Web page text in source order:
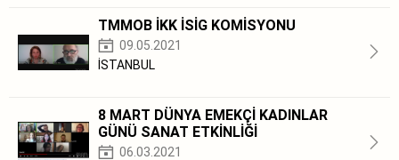
TMMOB İKK İSİG KOMİSYONU
09.05.2021
İSTANBUL
8 MART DÜNYA EMEKÇİ KADINLAR
GÜNÜ SANAT ETKİNLİĞİ
06.03.2021